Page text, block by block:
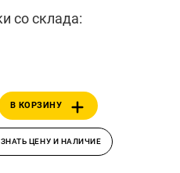
со склада:
В КОРЗИНУ
ЦЕНУ И НАЛИЧИЕ